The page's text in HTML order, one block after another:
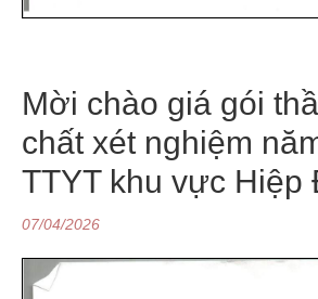
Mời chào giá gói
chất xét nghiệm
TTYT khu vực Hiệp
07/04/2026